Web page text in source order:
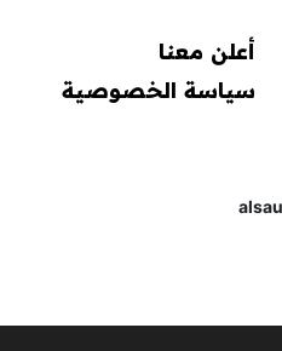
أعلن معنا
سياسة الخصوصية